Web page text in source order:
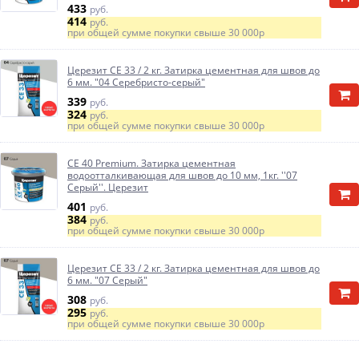
433 руб.
414руб.
при общей сумме покупки свыше 30 000р
Церезит CE 33 / 2 кг. Затирка цементная для швов до
6 мм. "04 Серебристо-серый"
339 руб.
324руб.
при общей сумме покупки свыше 30 000р
CE 40 Premium. Затирка цементная
водоотталкивающая для швов до 10 мм, 1кг. ''07
Серый''. Церезит
401 руб.
384руб.
при общей сумме покупки свыше 30 000р
Церезит CE 33 / 2 кг. Затирка цементная для швов до
6 мм. "07 Серый"
308 руб.
295руб.
при общей сумме покупки свыше 30 000р